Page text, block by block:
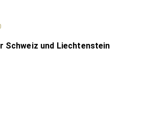
Schweiz und Liechtenstein